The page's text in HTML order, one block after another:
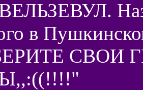
ВЕЛЬЗЕВУЛ.
в
СВОИ